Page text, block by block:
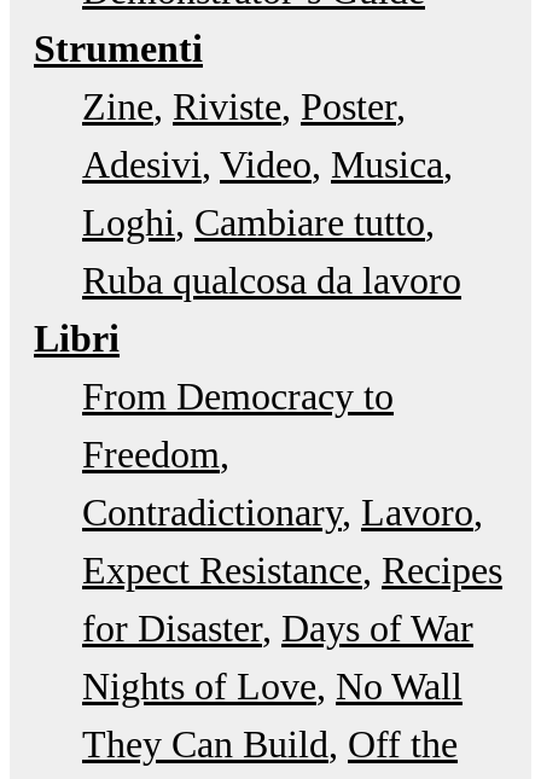
Strumenti
Zine Riviste Poster
Adesivi Video Musica
Loghi Cambiare tutto
Ruba qualcosa da lavoro
Libri
From Democracy to
Freedom
Contradictionary Lavoro
Expect Resistance Recipes
for Disaster Days of War
Nights of Love No Wall
They Can Build Off the